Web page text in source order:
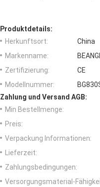
Produktdetails:
Herkunftsort:
China
Markenname:
Zertifizierung:
CE
Modellnummer:
Zahlung und Versand AGB:
Min Bestellmenge:
Preis:
Verpackung Informationen:
Lieferzeit:
Zahlungsbedingungen:
Versorgungsmaterial-